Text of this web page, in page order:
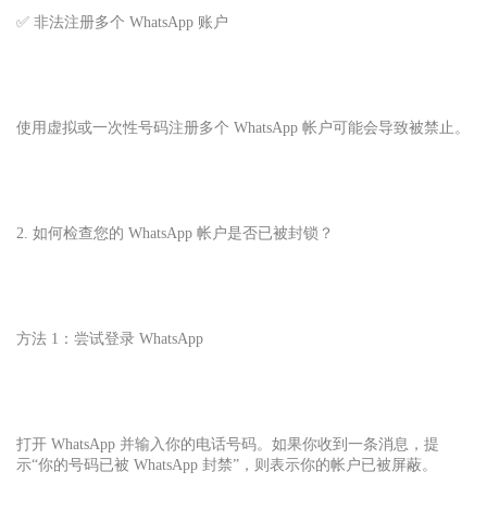
✅ 非法注册多个 WhatsApp 账户
使用虚拟或一次性号码注册多个 WhatsApp 帐户可能会导致被禁止。
2. 如何检查您的 WhatsApp 帐户是否已被封锁？
方法 1：尝试登录 WhatsApp
打开 WhatsApp 并输入你的电话号码。如果你收到一条消息，提
示“你的号码已被 WhatsApp 封禁”，则表示你的帐户已被屏蔽。